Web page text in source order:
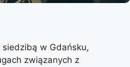
siedzibą w Gdańsku,
związanych z